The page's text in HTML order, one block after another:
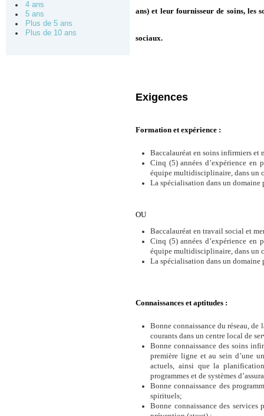
4 ans
5 ans
Plus de 5 ans
Plus de 10 ans
ans) et leur fournisseur de soins, les
sociaux.
Exigences
Formation et expérience :
Baccalauréat en soins infirmiers et
Cinq (5) années d’expérience en
équipe multidisciplinaire, dans un
La spécialisation dans un domaine
OU
Baccalauréat en travail social et
Cinq (5) années d’expérience en
équipe multidisciplinaire, dans un
La spécialisation dans un domaine
Connaissances et aptitudes :
Bonne connaissance du réseau,
courants dans un centre local de
Bonne connaissance des soins
première ligne et au sein d’une
actuels, ainsi que la
programmes et de systèmes
Bonne connaissance des
spirituels;
Bonne connaissance des services